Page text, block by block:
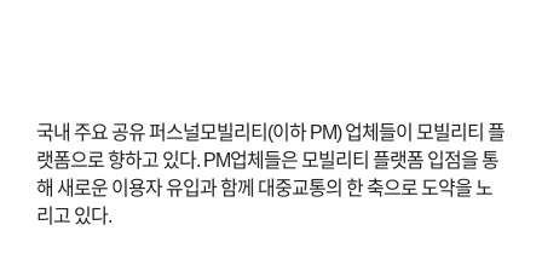
국내 주요 공유 퍼스널모빌리티(이하 PM) 업체들이 모빌리티 플
랫폼으로 향하고 있다. PM업체들은 모빌리티 플랫폼 입점을 통
해 새로운 이용자 유입과 함께 대중교통의 한 축으로 도약을 노
리고 있다.